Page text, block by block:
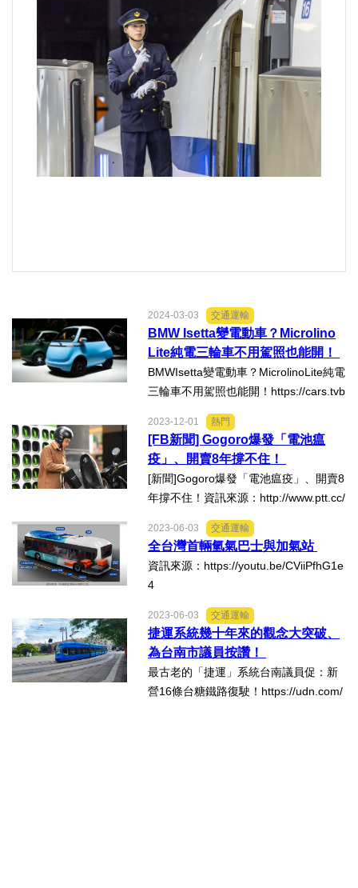
健康/養生
命理/信仰/宗教/宮廟/教會
環境/資源/能源
交通運輸
中美台
正能量
蔬/素食
防災/救災
考試/監察
2024-03-03 交通運輸
BMW Isetta變電動車？Microlino
Lite純電三輪車不用駕照也能開！
BMWIsetta變電動車？MicrolinoLite純電
三輪車不用駕照也能開！https://cars.tvb
s.com.tw/car-news/174969
2023-12-01 熱門
[FB新聞] Gogoro爆發「電池瘟
疫」、開賣8年撐不住！
[新聞]Gogoro爆發「電池瘟疫」、開賣8
年撐不住！資訊來源：http://www.ptt.cc/
bbs/gossiping/M.1701404110.A.2DA.ht
mlGogoro爆「電池瘟疫」！騎一半突斷
電官方祭3方法供車主排除https://tw.yah
oo.com/h...
2023-06-03 交通運輸
全台灣首輛氫氣巴士與加氣站
資訊來源：https://youtu.be/CViiPfhG1e
4
2023-06-03 交通運輸
捷運系統幾十年來的觀念大突破、
為台南市議員按讚！
最古老的「捷運」系統台南議員促：新
營16條台糖鐵路復駛！https://udn.com/